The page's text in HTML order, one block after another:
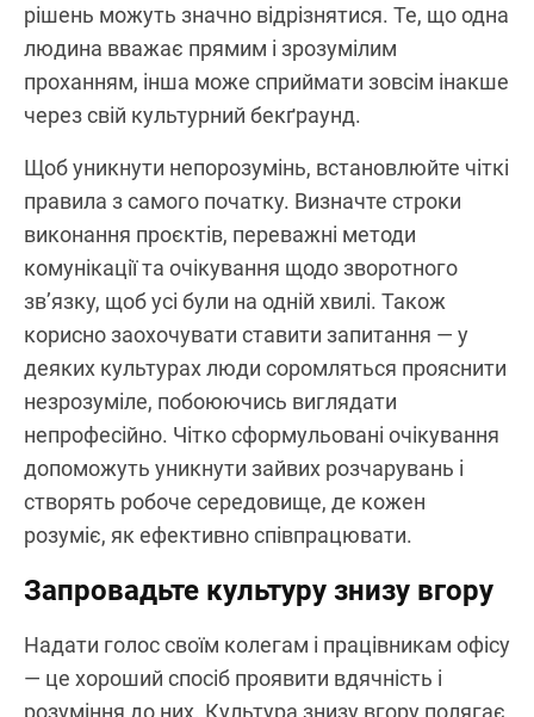
рішень можуть значно відрізнятися. Те, що одна
людина вважає прямим і зрозумілим
проханням, інша може сприймати зовсім інакше
через свій культурний бекґраунд.
Щоб уникнути непорозумінь, встановлюйте чіткі
правила з самого початку. Визначте строки
виконання проєктів, переважні методи
комунікації та очікування щодо зворотного
зв’язку, щоб усі були на одній хвилі. Також
корисно заохочувати ставити запитання — у
деяких культурах люди соромляться прояснити
незрозуміле, побоюючись виглядати
непрофесійно. Чітко сформульовані очікування
допоможуть уникнути зайвих розчарувань і
створять робоче середовище, де кожен
розуміє, як ефективно співпрацювати.
Запровадьте культуру знизу вгору
Надати голос своїм колегам і працівникам офісу
— це хороший спосіб проявити вдячність і
розуміння до них. Культура знизу вгору полягає